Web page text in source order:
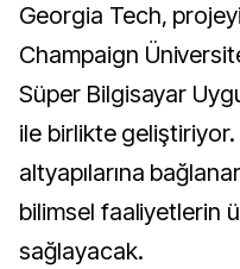
Georgia Tech,
Champaign
Süper Bilgisayar
ile birlikte
altyapılarına
bilimsel faaliyetlerin
sağlayacak.